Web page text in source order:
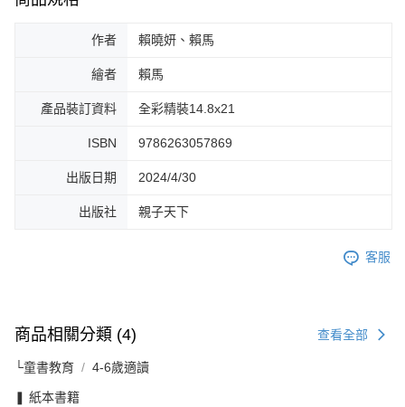
作者 賴曉妍、賴馬
繪者 賴馬
產品裝訂資料 全彩精裝14.8x21
ISBN 9786263057869
出版日期 2024/4/30
出版社 親子天下
客服
商品相關分類 (4) 查看全部
└童書教育 4-6歲適讀
❚ 紙本書籍